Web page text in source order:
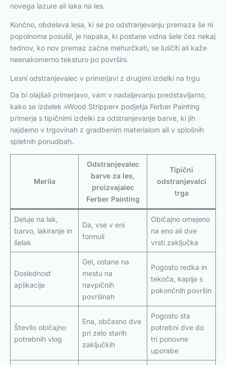
novega lazure ali laka na les.
Končno, obdelava lesa, ki se po odstranjevanju premaza še ni
popolnoma posušil, je napaka, ki postane vidna šele čez nekaj
tednov, ko nov premaz začne mehurčkati, se luščiti ali kaže
neenakomerno teksturo po površini.
Lesni odstranjevalec v primerjavi z drugimi izdelki na trgu
Da bi olajšali primerjavo, vam v nadaljevanju predstavljamo,
kako se izdelek »Wood Stripper« podjetja Ferber Painting
primerja s tipičnimi izdelki za odstranjevanje barve, ki jih
najdemo v trgovinah z gradbenim materialom ali v splošnih
spletnih ponudbah.
Merila
Odstranjevalec
barve za les,
proizvajalec
Ferber Painting
Tipični
odstranjevalci
trga
Deluje na lak,
barvo, lakiranje in
šelak
Da, vse v eni
formuli
Običajno omejeno
na eno ali dve
vrsti zaključka
Doslednost
aplikacije
Gel, ostane na
mestu na
navpičnih
površinah
Pogosto redka in
tekoča, kaplja s
pokončnih površin
Število običajno
potrebnih vlog
Ena, občasno dve
pri zelo starih
zaključkih
Pogosto sta
potrebni dve do
tri ponovne
uporabe